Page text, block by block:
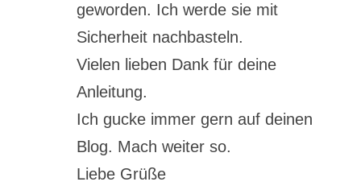
geworden. Ich werde sie mit
Sicherheit nachbasteln.
Vielen lieben Dank für deine
Anleitung.
Ich gucke immer gern auf deinen
Blog. Mach weiter so.
Liebe Grüße